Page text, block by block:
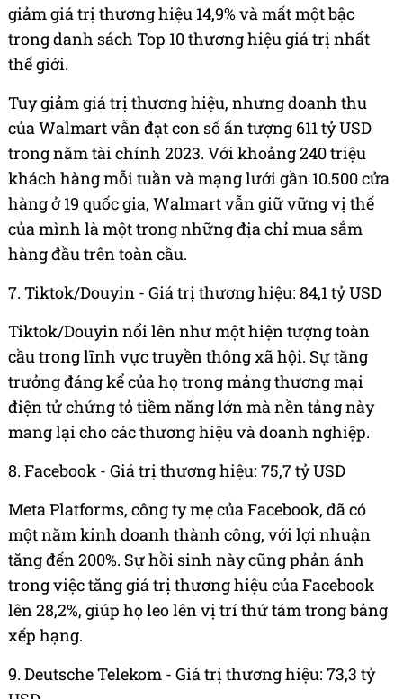
giảm giá trị thương hiệu 14,9% và mất một bậc
trong danh sách Top 10 thương hiệu giá trị nhất
thế giới.
Tuy giảm giá trị thương hiệu, nhưng doanh thu
của Walmart vẫn đạt con số ấn tượng 611 tỷ USD
trong năm tài chính 2023. Với khoảng 240 triệu
khách hàng mỗi tuần và mạng lưới gần 10.500 cửa
hàng ở 19 quốc gia, Walmart vẫn giữ vững vị thế
của mình là một trong những địa chỉ mua sắm
hàng đầu trên toàn cầu.
7. Tiktok/Douyin - Giá trị thương hiệu: 84,1 tỷ USD
Tiktok/Douyin nổi lên như một hiện tượng toàn
cầu trong lĩnh vực truyền thông xã hội. Sự tăng
trưởng đáng kể của họ trong mảng thương mại
điện tử chứng tỏ tiềm năng lớn mà nền tảng này
mang lại cho các thương hiệu và doanh nghiệp.
8. Facebook - Giá trị thương hiệu: 75,7 tỷ USD
Meta Platforms, công ty mẹ của Facebook, đã có
một năm kinh doanh thành công, với lợi nhuận
tăng đến 200%. Sự hồi sinh này cũng phản ánh
trong việc tăng giá trị thương hiệu của Facebook
lên 28,2%, giúp họ leo lên vị trí thứ tám trong bảng
xếp hạng.
9. Deutsche Telekom - Giá trị thương hiệu: 73,3 tỷ